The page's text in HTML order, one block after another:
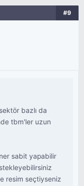
#9
bazlı da
tbm'ler uzun
sabit yapabilir
resim seçtiyseniz